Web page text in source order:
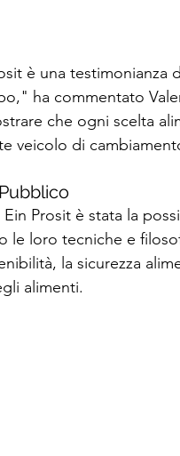
è una testimonianza
ha commentato
che ogni scelta
veicolo di
Prosit è stata la
le loro tecniche e
la sicurezza
alimenti.